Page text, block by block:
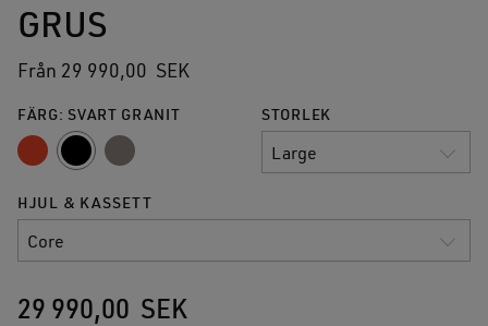
GRUS
Från 29 990,00 SEK
FÄRG: SVART GRANIT STORLEK
HJUL & KASSETT
29 990,00 SEK